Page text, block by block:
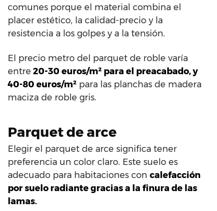
comunes porque el material combina el
placer estético, la calidad-precio y la
resistencia a los golpes y a la tensión.
El precio metro del parquet de roble varía
entre 20-30 euros/m² para el preacabado, y
40-80 euros/m² para las planchas de madera
maciza de roble gris.
Parquet de arce
Elegir el parquet de arce significa tener
preferencia un color claro. Este suelo es
adecuado para habitaciones con calefacción
por suelo radiante gracias a la finura de las
lamas.